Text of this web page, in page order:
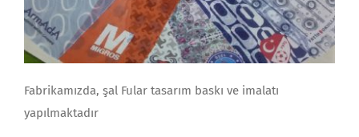
Fabrikamızda, şal Fular tasarım baskı ve imalatı
yapılmaktadır